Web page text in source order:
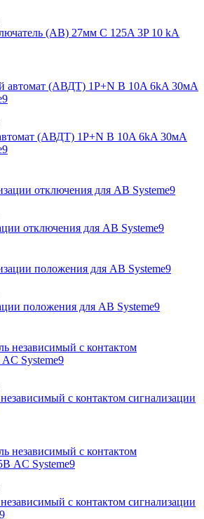
(АВ) 27мм C 125A 3P 10 kA
(АВДТ) 1P+N B 10A 6kA 30мА
отключения для АВ Systeme9
положения для АВ Systeme9
с контактом сигнализации
с контактом сигнализации